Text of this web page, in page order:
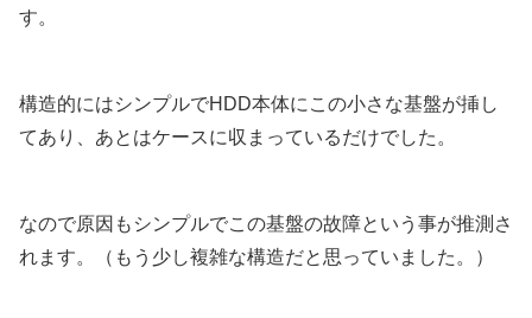
す。
構造的にはシンプルでHDD本体にこの小さな基盤が挿し
てあり、あとはケースに収まっているだけでした。
なので原因もシンプルでこの基盤の故障という事が推測さ
れます。（もう少し複雑な構造だと思っていました。）